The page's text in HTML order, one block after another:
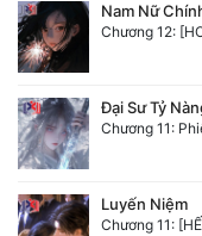
Ngự Thú
Truyện Nam
Truyện Nữ
Vô Địch Lưu
Xây Dựng Thế Lực
Nam Nữ
Chương 12:
Đại Sư Tỷ
Chương 11:
Luyến Niệm
Chương 11: